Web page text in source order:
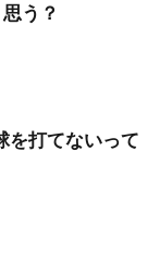
う？
を打てないって